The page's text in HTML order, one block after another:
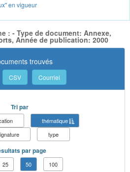
en vigueur
: - Type de document: Annexe,
Année de publication: 2000
trouvés
CSV Courriel
Tri par
thématique
type
par page
25 50 100